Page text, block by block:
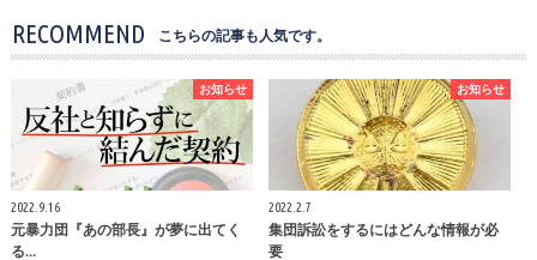
RECOMMEND こちらの記事も人気です。
お知らせ
2022.9.16
元暴力団『あの部長』が夢に出てく
る…
お知らせ
2022.2.7
集団訴訟をするにはどんな情報が必
要